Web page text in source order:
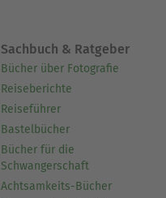
Sachbuch & Ratgeber
Bücher über Fotografie
Reiseberichte
Reiseführer
Bastelbücher
Bücher für die
Schwangerschaft
Achtsamkeits-Bücher